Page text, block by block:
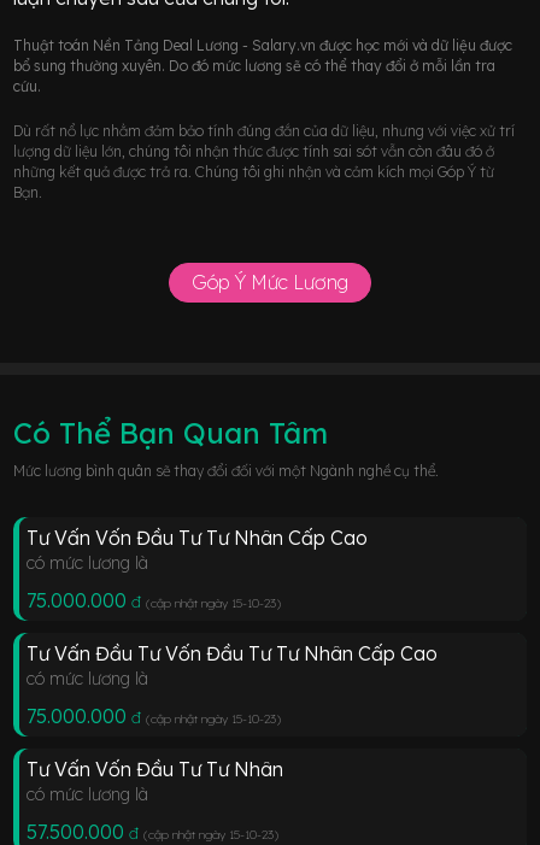
Thuật toán Nền Tảng Deal Lương - Salary.vn được học mới và dữ liệu được
bổ sung thường xuyên. Do đó mức lương sẽ có thể thay đổi ở mỗi lần tra
cứu.
Dù rất nổ lực nhằm đảm bảo tính đúng đắn của dữ liệu, nhưng với việc xử trí
lượng dữ liệu lớn, chúng tôi nhận thức được tính sai sót vẫn còn đâu đó ở
những kết quả được trả ra. Chúng tôi ghi nhận và cảm kích mọi Góp Ý từ
Bạn.
Góp Ý Mức Lương
Có Thể Bạn Quan Tâm
Mức lương bình quân sẽ thay đổi đối với một Ngành nghề cụ thể.
Tư Vấn Vốn Đầu Tư Tư Nhân Cấp Cao
có mức lương là
75.000.000 đ (cập nhật ngày 15-10-23)
Tư Vấn Đầu Tư Vốn Đầu Tư Tư Nhân Cấp Cao
có mức lương là
75.000.000 đ (cập nhật ngày 15-10-23)
Tư Vấn Vốn Đầu Tư Tư Nhân
có mức lương là
57.500.000 đ (cập nhật ngày 15-10-23)